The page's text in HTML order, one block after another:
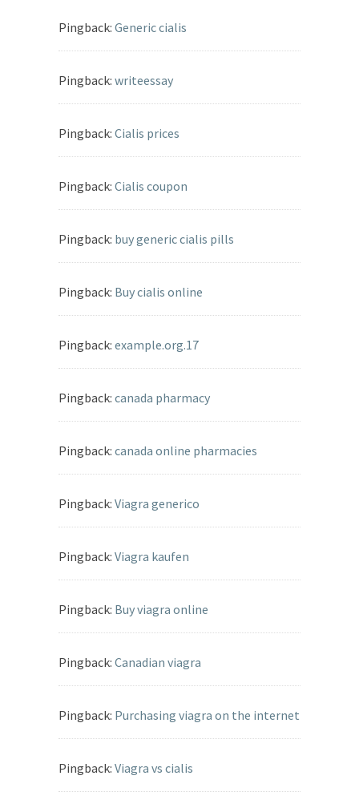
Pingback: Generic cialis
Pingback: writeessay
Pingback: Cialis prices
Pingback: Cialis coupon
Pingback: buy generic cialis pills
Pingback: Buy cialis online
Pingback: example.org.17
Pingback: canada pharmacy
Pingback: canada online pharmacies
Pingback: Viagra generico
Pingback: Viagra kaufen
Pingback: Buy viagra online
Pingback: Canadian viagra
Pingback: Purchasing viagra on the internet
Pingback: Viagra vs cialis